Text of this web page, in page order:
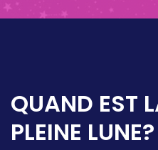
QUAND EST
PLEINE LUNE?